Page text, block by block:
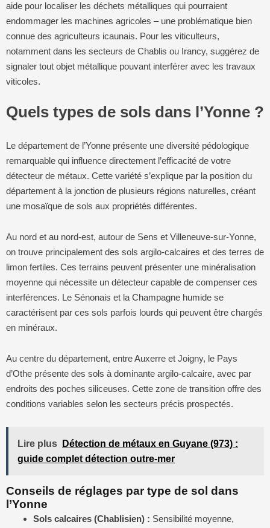
aide pour localiser les déchets métalliques qui pourraient
endommager les machines agricoles – une problématique bien
connue des agriculteurs icaunais. Pour les viticulteurs,
notamment dans les secteurs de Chablis ou Irancy, suggérez de
signaler tout objet métallique pouvant interférer avec les travaux
viticoles.
Quels types de sols dans l’Yonne ?
Le département de l’Yonne présente une diversité pédologique
remarquable qui influence directement l’efficacité de votre
détecteur de métaux. Cette variété s’explique par la position du
département à la jonction de plusieurs régions naturelles, créant
une mosaïque de sols aux propriétés différentes.
Au nord et au nord-est, autour de Sens et Villeneuve-sur-Yonne,
on trouve principalement des sols argilo-calcaires et des terres de
limon fertiles. Ces terrains peuvent présenter une minéralisation
moyenne qui nécessite un détecteur capable de compenser ces
interférences. Le Sénonais et la Champagne humide se
caractérisent par ces sols parfois lourds qui peuvent être chargés
en minéraux.
Au centre du département, entre Auxerre et Joigny, le Pays
d’Othe présente des sols à dominante argilo-calcaire, avec par
endroits des poches siliceuses. Cette zone de transition offre des
conditions variables selon les secteurs précis prospectés.
Lire plus
Détection de métaux en Guyane (973) :
guide complet détection outre-mer
Conseils de réglages par type de sol dans
l’Yonne
Sols calcaires (Chablisien) : Sensibilité moyenne,